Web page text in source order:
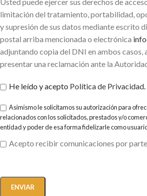
limitación del tratamiento, portabilidad,
y supresión de sus datos mediante escrito
postal arriba mencionada o electrónica
adjuntando copia del DNI en ambos casos,
presentar una reclamación ante la
He leído y acepto Política de Privacidad
Asimismo le solicitamos su autorización para
relacionados con los solicitados, prestados y/o
entidad y poder de esa forma fidelizarle como
Acepto recibir comunicaciones por